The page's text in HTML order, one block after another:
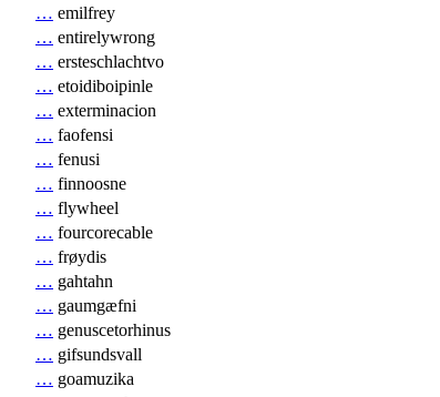
… emilfrey
… entirelywrong
… ersteschlachtvo
… etoidiboipinle
… exterminacion
… faofensi
… fenusi
… finnoosne
… flywheel
… fourcorecable
… frøydis
… gahtahn
… gaumgæfni
… genuscetorhinus
… gifsundsvall
… goamuzika